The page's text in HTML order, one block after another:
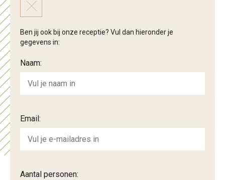
Ben jij ook bij onze receptie? Vul dan hieronder je
gegevens in:
Naam:
Email:
Aantal personen: